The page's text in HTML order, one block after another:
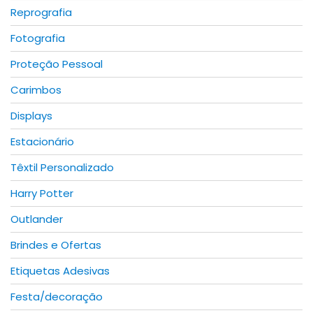
product
Reprografia
Fotografia
Proteção Pessoal
Carimbos
Displays
Estacionário
Têxtil Personalizado
Harry Potter
Outlander
Brindes e Ofertas
Etiquetas Adesivas
Festa/decoração